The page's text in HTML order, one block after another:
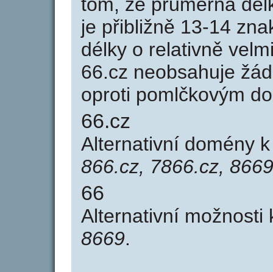
je přibližně 13-14
délky o relativně
66.cz neobsahuje
oproti pomlčkovým
66.cz
Alternativní domény
866.cz, 7866.cz,
66
Alternativní možnosti
8669.